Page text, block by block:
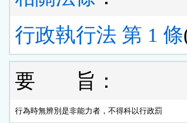
行政執行法 第 1 條
要 旨：
行為時無辨別是非能力者，不得科以行政罰